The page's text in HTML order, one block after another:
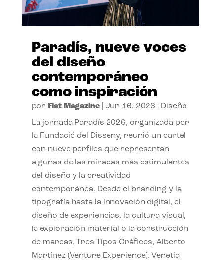
Paradís, nueve voces
del diseño
contemporáneo
como inspiración
por Flat Magazine| Jun 16, 2026 Diseño
La jornada Paradís 2026, organizada por
la Fundació del Disseny, reunió un cartel
con nueve perfiles que representan
algunas de las miradas más estimulantes
del diseño y la creatividad
contemporánea. Desde el branding y la
tipografía hasta la innovación digital, el
diseño de experiencias, la cultura visual,
la exploración material o la construcción
de marcas, Tres Tipos Gráficos, Alberto
Martínez (Venture Experience), Venetia